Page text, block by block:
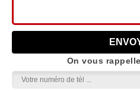
On vous